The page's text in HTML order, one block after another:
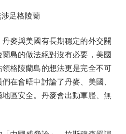
足格陵蘭
與美國有長期穩定的外交關
島的做法絕對沒有必要，美國
格陵蘭島的想法更是完全不可
在會晤中討論了丹麥、美國、
區安全。丹麥會出動軍艦、無